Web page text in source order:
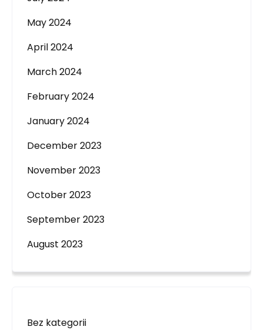
May 2024
April 2024
March 2024
February 2024
January 2024
December 2023
November 2023
October 2023
September 2023
August 2023
Bez kategorii